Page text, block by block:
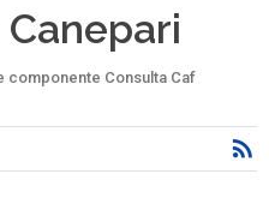
componente Consulta Caf